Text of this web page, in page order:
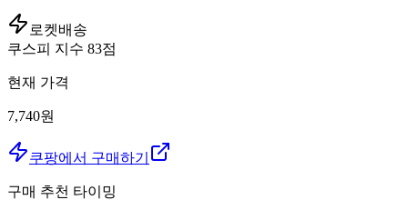
로켓배송
쿠스피 지수 83점
현재 가격
7,740원
쿠팡에서 구매하기
구매 추천 타이밍